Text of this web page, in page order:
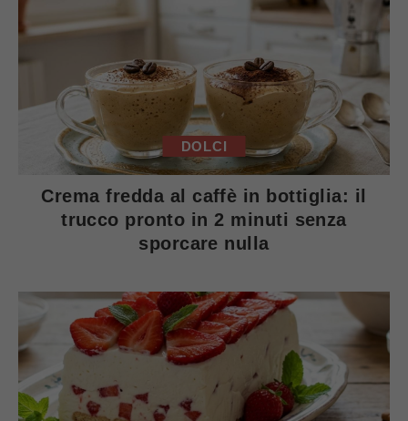
DOLCI
Crema fredda al caffè in bottiglia: il
trucco pronto in 2 minuti senza
sporcare nulla